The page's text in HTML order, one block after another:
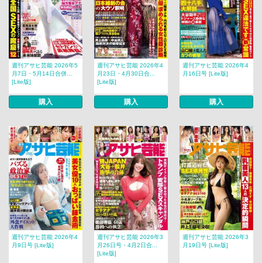
週刊アサヒ芸能 2026年5
月7日・5月14日合併...
[Lite版]
購入
週刊アサヒ芸能 2026年4
月23日・4月30日合...
[Lite版]
購入
週刊アサヒ芸能 2026年4
月16日号 [Lite版]
購入
週刊アサヒ芸能 2026年4
月9日号 [Lite版]
週刊アサヒ芸能 2026年3
月26日号・4月2日合...
[Lite版]
週刊アサヒ芸能 2026年3
月19日号 [Lite版]